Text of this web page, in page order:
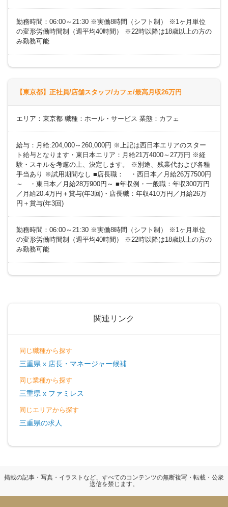
勤務時間：06:00～21:30 ※実働8時間（シフト制） ※1ヶ月単位
の変形労働時間制（週平均40時間） ※22時以降は18歳以上の方の
み勤務可能
【東京都】正社員/店舗スタッフ/カフェ/最高月収26万円
エリア：東京都 職種：ホール・サービス 業態：カフェ
給与：月給:204,000～260,000円 ※上記は西日本エリアのスター
ト給与となります・東日本エリア：月給21万4000～27万円 ※経
験・スキルを考慮の上、決定します。 ※別途、残業代および各種
手当あり ※試用期間なし ■店長職： ・西日本／月給26万7500円
～ ・東日本／月給28万900円～ ■年収例・一般職：年収300万円
／月給20.4万円＋賞与(年3回)・店長職：年収410万円／月給26万
円＋賞与(年3回)
勤務時間：06:00～21:30 ※実働8時間（シフト制） ※1ヶ月単位
の変形労働時間制（週平均40時間） ※22時以降は18歳以上の方の
み勤務可能
関連リンク
同じ職種から探す
三重県 x 店長・マネージャー候補
同じ業種から探す
三重県 x ファミレス
同じエリアから探す
三重県の求人
掲載の記事・写真・イラストなど、すべてのコンテンツの無断複写・転載・公衆
送信を禁じます。